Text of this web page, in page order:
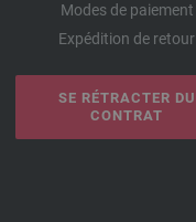
Modes de paiement
Expédition de retour
SE RÉTRACTER DU
CONTRAT